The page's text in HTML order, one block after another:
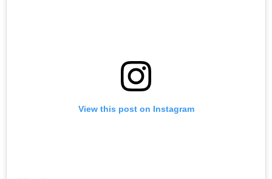
View this post on Instagram